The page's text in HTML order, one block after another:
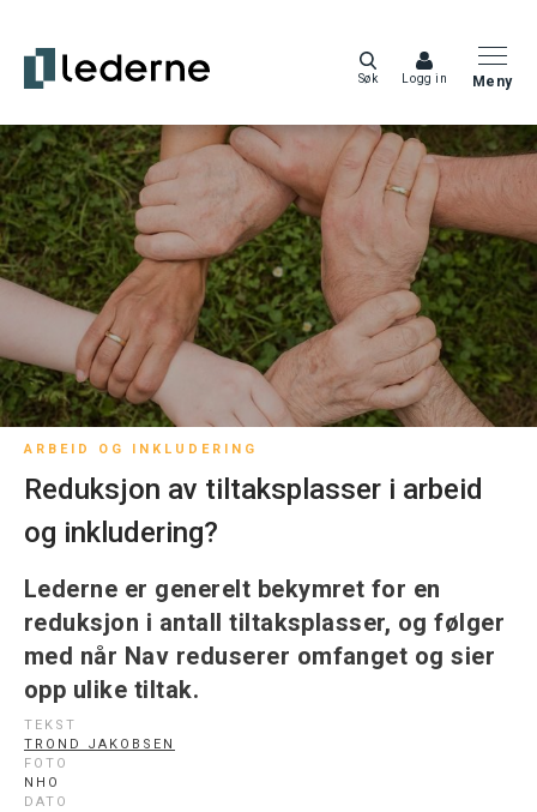
Søk Logg in Meny
ARBEID OG INKLUDERING
Reduksjon av tiltaksplasser i arbeid
og inkludering?
Lederne er generelt bekymret for en
reduksjon i antall tiltaksplasser, og følger
med når Nav reduserer omfanget og sier
opp ulike tiltak.
TEKST
TROND JAKOBSEN
FOTO
NHO
DATO